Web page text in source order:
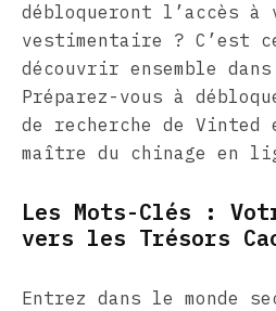
débloqueront l’accès
vestimentaire ? C’est
découvrir ensemble
Préparez-vous à
de recherche de Vinted
maître du chinage en
Les Mots-Clés :
vers les Trésors
Entrez dans le monde